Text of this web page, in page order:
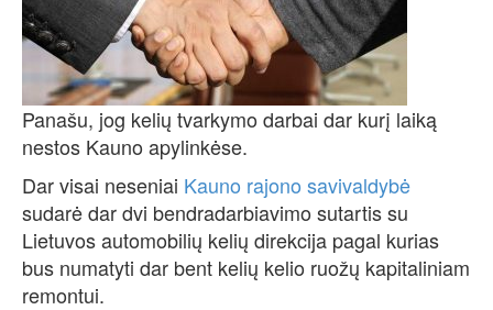
Panašu, jog kelių tvarkymo darbai dar kurį laiką
nestos Kauno apylinkėse.
Dar visai neseniai Kauno rajono savivaldybė
sudarė dar dvi bendradarbiavimo sutartis su
Lietuvos automobilių kelių direkcija pagal kurias
bus numatyti dar bent kelių kelio ruožų kapitaliniam
remontui.